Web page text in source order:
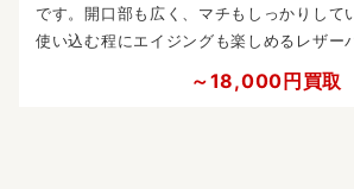
です。開口部も広く、マチもしっかりして
使い込む程にエイジングも楽しめるレザー
～18,000円買取